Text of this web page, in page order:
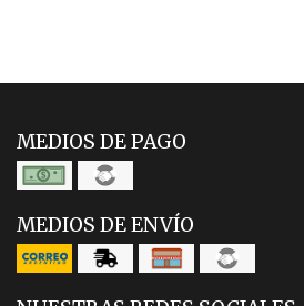
MEDIOS DE PAGO
MEDIOS DE ENVÍO